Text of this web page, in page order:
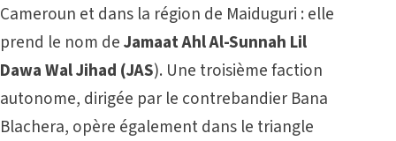
Cameroun et dans la région de Maiduguri : elle
prend le nom deJamaat Ahl Al-Sunnah Lil
Dawa Wal Jihad (JAS). Une troisième faction
autonome, dirigée par le contrebandier Bana
Blachera, opère également dans le triangle